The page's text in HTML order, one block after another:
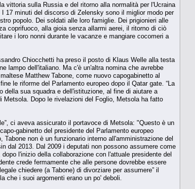
vittoria sulla Russia e del ritorno alla normalità per l'Ucraina
17 minuti del discorso di Zelensky sono il miglior modo per
popolo. Dei soldati alle loro famiglie. Dei prigionieri alle
coprifuoco, alla gioia senza allarmi aerei, il ritorno di ciò
i loro nonni durante le vacanze e mangiare cocomeri a
Chiocchetti ha preso il posto di Klaus Welle alla testa
lampo dell'italiano. Ma c'è un'altra nomina che avrebbe
Matthew Tabone, come nuovo capogabinetto al
le riforme del Parlamento europeo dopo il Qatar gate. “La
della sua squadra e dell'istituzione, al fine di aiutare a
Dopo le rivelazioni del Foglio, Metsola ha fatto
ci aveva assicurato il portavoce di Metsola: "Questo è un
gabinetto del presidente del Parlamento europeo
non è un funzionario interno all'amministrazione del
dal 2013. Dal 2009 i deputati non possono assumere come
l'inizio della collaborazione con l'attuale presidente del
crede fermamente che alle persone dovrebbe essere
chiedere (a Tabone) di divorziare per assumere” il
che i suoi argomenti erano un po' deboli.